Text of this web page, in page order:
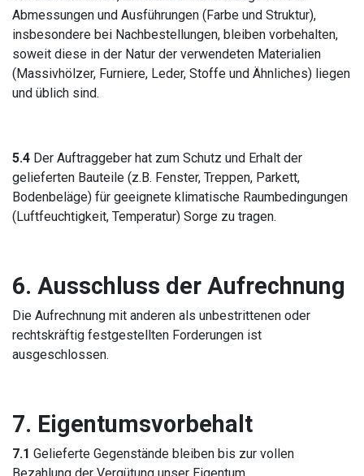
Abmessungen und Ausführungen (Farbe und Struktur),
insbesondere bei Nachbestellungen, bleiben vorbehalten,
soweit diese in der Natur der verwendeten Materialien
(Massivhölzer, Furniere, Leder, Stoffe und Ähnliches) liegen
und üblich sind.
5.4 Der Auftraggeber hat zum Schutz und Erhalt der
gelieferten Bauteile (z.B. Fenster, Treppen, Parkett,
Bodenbeläge) für geeignete klimatische Raumbedingungen
(Luftfeuchtigkeit, Temperatur) Sorge zu tragen.
6. Ausschluss der Aufrechnung
Die Aufrechnung mit anderen als unbestrittenen oder
rechtskräftig festgestellten Forderungen ist
ausgeschlossen.
7. Eigentumsvorbehalt
7.1 Gelieferte Gegenstände bleiben bis zur vollen